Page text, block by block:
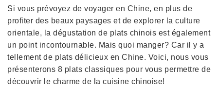
Si vous prévoyez de voyager en Chine, en plus de
profiter des beaux paysages et de explorer la culture
orientale, la dégustation de plats chinois est également
un point incontournable. Mais quoi manger? Car il y a
tellement de plats délicieux en Chine. Voici, nous vous
présenterons 8 plats classiques pour vous permettre de
découvrir le charme de la cuisine chinoise!